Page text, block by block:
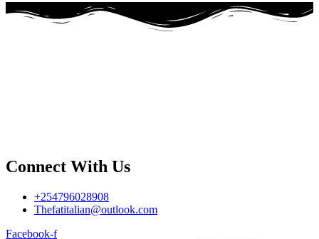
Connect With Us
+254796028908
Thefatitalian@outlook.com
Facebook-f